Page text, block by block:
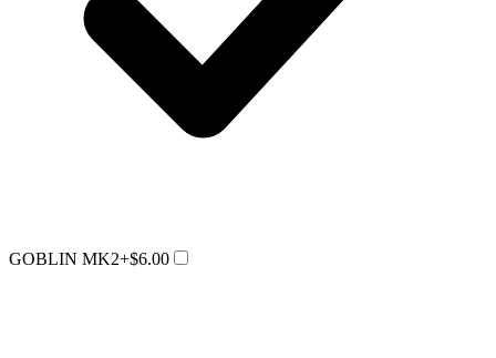
GOBLIN MK2+$6.00